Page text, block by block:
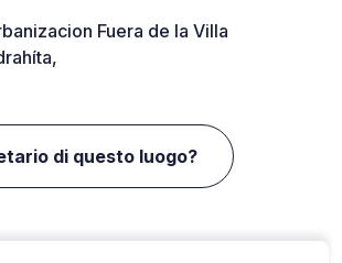
Fuera de la Villa
di questo luogo?